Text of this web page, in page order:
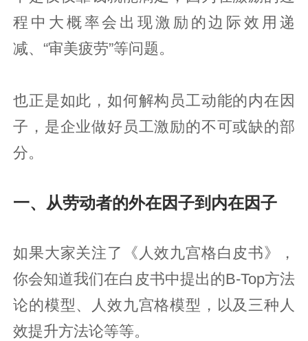
程中大概率会出现激励的边际效用递
减、“审美疲劳”等问题。
也正是如此，如何解构员工动能的内在因
子，是企业做好员工激励的不可或缺的部
分。
一、从劳动者的外在因子到内在因子
如果大家关注了《人效九宫格白皮书》，
你会知道我们在白皮书中提出的B-Top方法
论的模型、人效九宫格模型，以及三种人
效提升方法论等等。